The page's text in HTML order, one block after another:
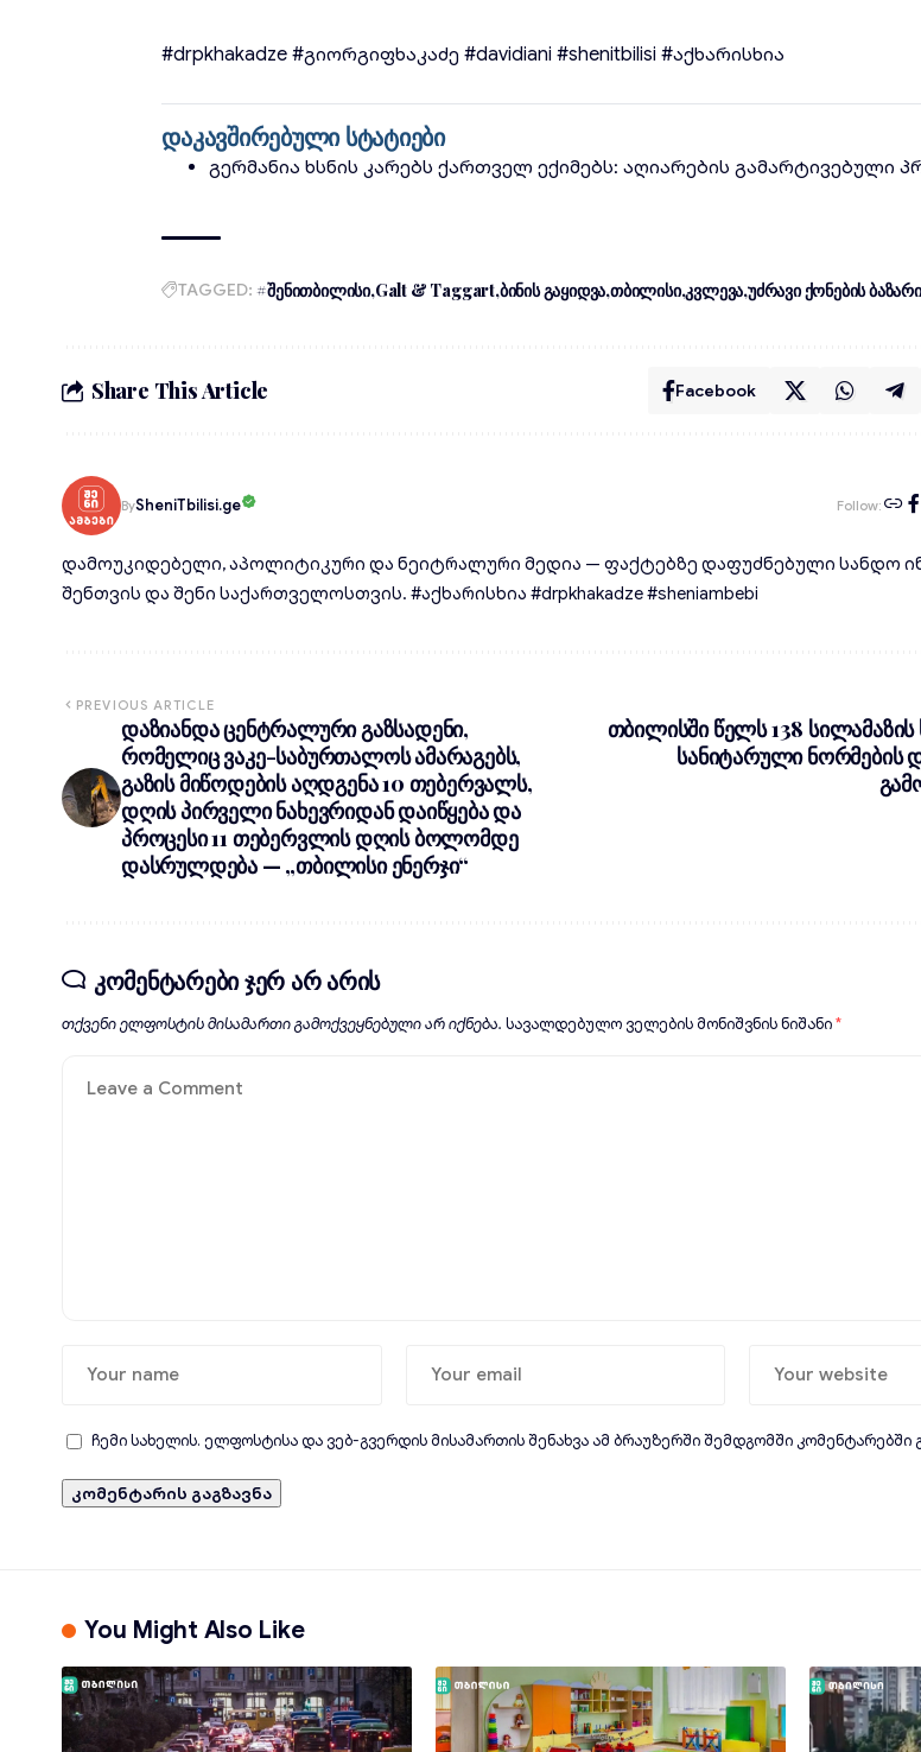
#drpkhakadze #გიორგიფხაკაძე #davidiani #shenitbilisi #აქხარისხია
დაკავშირებული სტატიები
გერმანია ხსნის კარებს ქართველ ექიმებს: აღიარების გამარტივებული
TAGGED: #შენითბილისი Galt & Taggart ბინის გაყიდვა თბილისი კვლევა უძრავი ქონების ბაზარი
Share This Article Facebook
BySheniTbilisi.ge Follow:
დამოუკიდებელი, აპოლიტიკური და ნეიტრალური მედია — ფაქტებზე დაფუძნებული სანდო
შენთვის და შენი საქართველოსთვის. #აქხარისხია #drpkhakadze #sheniambebi
PREVIOUS ARTICLE
დაზიანდა ცენტრალური გაზსადენი,
რომელიც ვაკე-საბურთალოს ამარაგებს,
გაზის მიწოდების აღდგენა 10 თებერვალს,
დღის პირველი ნახევრიდან დაიწყება და
პროცესი 11 თებერვლის დღის ბოლომდე
დასრულდება — „თბილისი ენერჯი“
თბილისში წელს 138
სანიტარული ნორმების
კომენტარები ჯერ არ არის
თქვენი ელფოსტის მისამართი გამოქვეყნებული არ იქნება. სავალდებულო ველების მონიშვნის ნიშანი*
ჩემი სახელის. ელფოსტისა და ვებ-გვერდის მისამართის შენახვა ამ ბრაუზერში შემდგომში კომენტარებში
You Might Also Like